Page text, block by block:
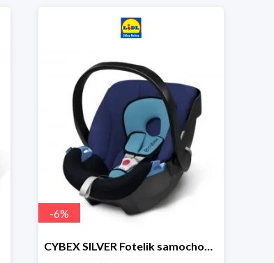
-6%
CYBEX SILVER Fotelik samochodowy + dostawa gratis!